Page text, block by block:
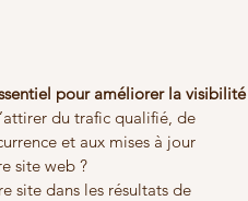
pour améliorer la visibilité
du trafic qualifié, de
et aux mises à jour
site web ?
site dans les résultats de